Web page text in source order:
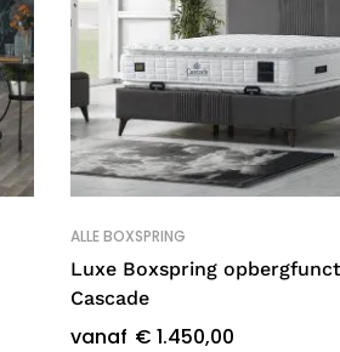
ALLE BOXSPRING
Luxe Boxspring
Cascade
vanaf € 1.450,00